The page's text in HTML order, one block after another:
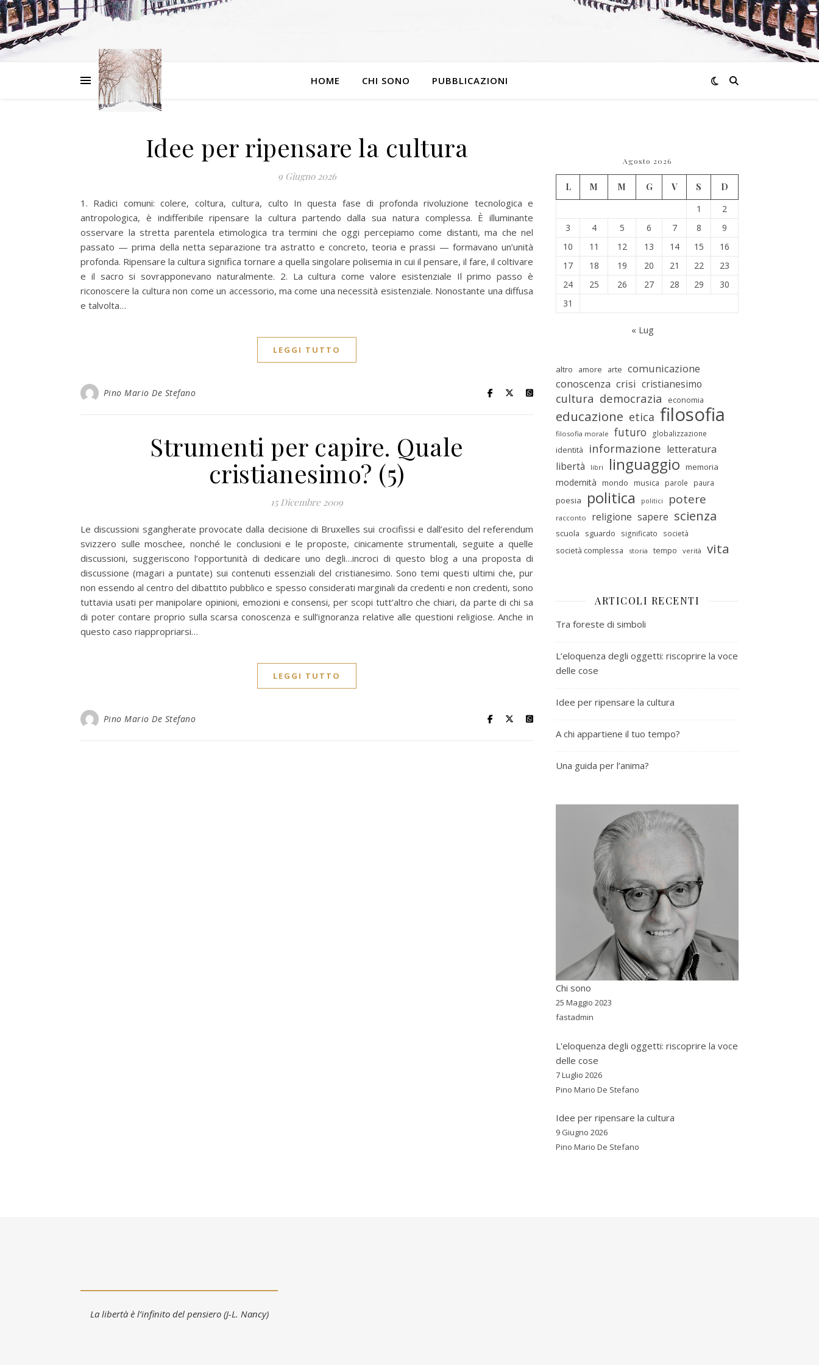
HOME CHI SONO PUBBLICAZIONI
Idee per ripensare la cultura
9 Giugno 2026
1. Radici comuni: colere, coltura, cultura, culto In questa fase di profonda rivoluzione tecnologica e
antropologica, è indifferibile ripensare la cultura partendo dalla sua natura complessa. È illuminante
osservare la stretta parentela etimologica tra termini che oggi percepiamo come distanti, ma che nel
passato — prima della netta separazione tra astratto e concreto, teoria e prassi — formavano un’unità
profonda. Ripensare la cultura significa tornare a quella singolare polisemia in cui il pensare, il fare, il coltivare
e il sacro si sovrapponevano naturalmente. 2. La cultura come valore esistenziale Il primo passo è
riconoscere la cultura non come un accessorio, ma come una necessità esistenziale. Nonostante una diffusa
e talvolta…
LEGGI TUTTO
Pino Mario De Stefano
Strumenti per capire. Quale
cristianesimo? (5)
15 Dicembre 2009
Le discussioni sgangherate provocate dalla decisione di Bruxelles sui crocifissi e dall’esito del referendum
svizzero sulle moschee, nonché le conclusioni e le proposte, cinicamente strumentali, seguite a quelle
discussioni, suggeriscono l’opportunità di dedicare uno degli…incroci di questo blog a una proposta di
discussione (magari a puntate) sui contenuti essenziali del cristianesimo. Sono temi questi ultimi che, pur
non essendo al centro del dibattito pubblico e spesso considerati marginali da credenti e non credenti, sono
tuttavia usati per manipolare opinioni, emozioni e consensi, per scopi tutt’altro che chiari, da parte di chi sa
di poter contare proprio sulla scarsa conoscenza e sull’ignoranza relative alle questioni religiose. Anche in
questo caso riappropriarsi…
LEGGI TUTTO
Pino Mario De Stefano
Agosto 2026
L M M G V S
D
1
2
3
4 5 6 7 8
9
10
11 12 13 14 15
16
17
18 19 20 21 22
23
24
25 26 27 28 29
30
31
« Lug
altro amore arte comunicazione
conoscenza crisi cristianesimo
cultura democrazia economia
educazione etica filosofia
filosofia morale futuro globalizzazione
identità informazione letteratura
libertà
libri linguaggio memoria
modernità mondo musica parole paura
poesia politica politici potere
racconto religione sapere scienza
scuola sguardo significato società
società complessa storia tempo verità vita
ARTICOLI RECENTI
Tra foreste di simboli
L’eloquenza degli oggetti: riscoprire la voce
delle cose
Idee per ripensare la cultura
A chi appartiene il tuo tempo?
Una guida per l’anima?
Chi sono
25 Maggio 2023
fastadmin
L'eloquenza degli oggetti: riscoprire la voce
delle cose
7 Luglio 2026
Pino Mario De Stefano
Idee per ripensare la cultura
9 Giugno 2026
Pino Mario De Stefano
La libertà è l’infinito del pensiero (J-L. Nancy)